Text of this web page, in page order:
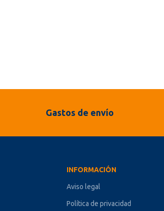
Gastos de envío
INFORMACIÓN
Aviso legal
Política de privacidad